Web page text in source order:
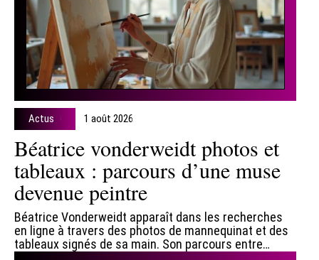
Actus 1 août 2026
Béatrice vonderweidt photos et
tableaux : parcours d’une muse
devenue peintre
Béatrice Vonderweidt apparaît dans les recherches
en ligne à travers des photos de mannequinat et des
tableaux signés de sa main. Son parcours entre…